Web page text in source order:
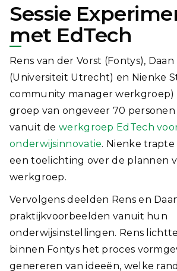
Sessie
met EdTech
Rens van der Vorst (Fontys), Daan
(Universiteit Utrecht) en Nienke
community manager werkgroep)
groep van ongeveer 70 personen
vanuit dewerkgroep EdTech
onderwijsinnovatie. Nienke trapte
een toelichting over de plannen
werkgroep.
Vervolgens deelden Rens en
praktijkvoorbeelden vanuit hun
onderwijsinstellingen. Rens
binnen Fontys het proces
genereren van ideeën, welke